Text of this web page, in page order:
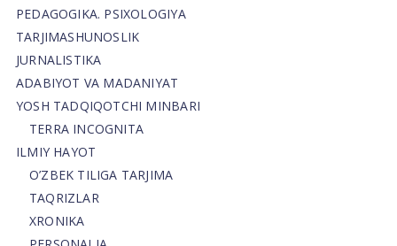
PEDAGOGIKA. PSIXOLOGIYA
TARJIMASHUNOSLIK
JURNALISTIKA
ADABIYOT VA MADANIYAT
YOSH TADQIQOTCHI MINBARI
TERRA INCOGNITA
ILMIY HAYOT
O’ZBEK TILIGA TARJIMA
TAQRIZLAR
XRONIKA